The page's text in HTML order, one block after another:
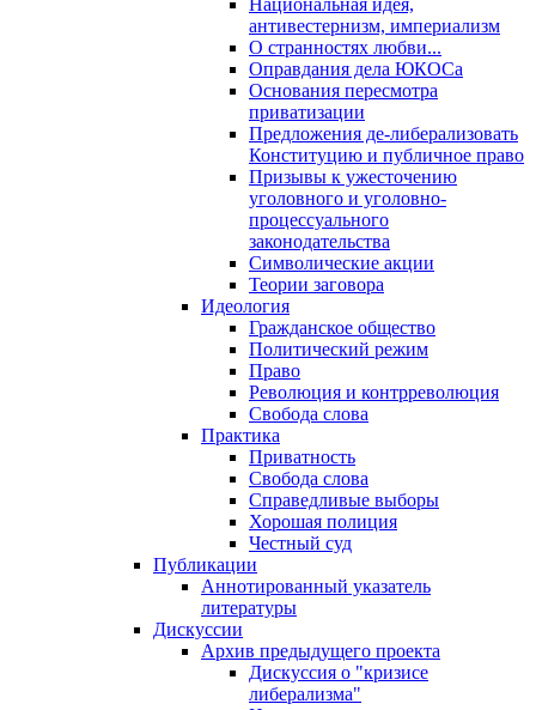
Национальная идея,
антивестернизм, империализм
О странностях любви...
Оправдания дела ЮКОСа
Основания пересмотра
приватизации
Предложения де-либерализовать
Конституцию и публичное право
Призывы к ужесточению
уголовного и уголовно-
процессуального
законодательства
Символические акции
Теории заговора
Идеология
Гражданское общество
Политический режим
Право
Революция и контрреволюция
Свобода слова
Практика
Приватность
Свобода слова
Справедливые выборы
Хорошая полиция
Честный суд
Публикации
Аннотированный указатель
литературы
Дискуссии
Архив предыдущего проекта
Дискуссия о "кризисе
либерализма"